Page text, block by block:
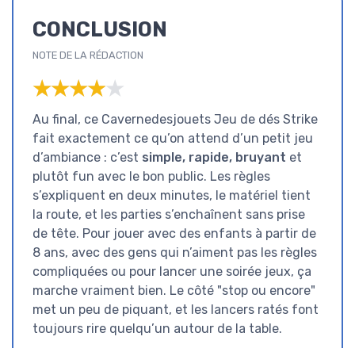
CONCLUSION
NOTE DE LA RÉDACTION
★★★★★
★★★★★
Au final, ce Cavernedesjouets Jeu de dés Strike
fait exactement ce qu’on attend d’un petit jeu
d’ambiance : c’est simple, rapide, bruyant et
plutôt fun avec le bon public. Les règles
s’expliquent en deux minutes, le matériel tient
la route, et les parties s’enchaînent sans prise
de tête. Pour jouer avec des enfants à partir de
8 ans, avec des gens qui n’aiment pas les règles
compliquées ou pour lancer une soirée jeux, ça
marche vraiment bien. Le côté "stop ou encore"
met un peu de piquant, et les lancers ratés font
toujours rire quelqu’un autour de la table.